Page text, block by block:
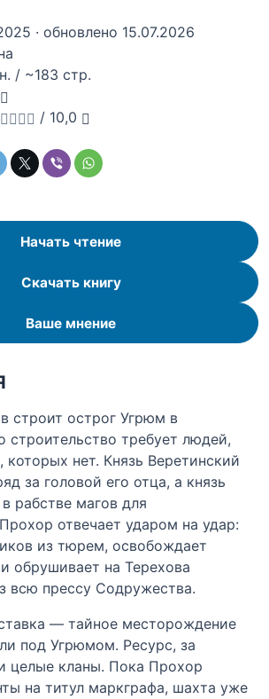
· обновлено 15.07.2026
/ ~183 стр.
/ 10,0
Начать чтение
Скачать книгу
Ваше мнение
строит острог Угрюм в
строительство требует людей,
которых нет. Князь Веретинский
за головой его отца, а князь
рабстве магов для
отвечает ударом на удар:
из тюрем, освобождает
обрушивает на Терехова
всю прессу Содружества.
— тайное месторождение
под Угрюмом. Ресурс, за
целые кланы. Пока Прохор
на титул маркграфа, шахта уже